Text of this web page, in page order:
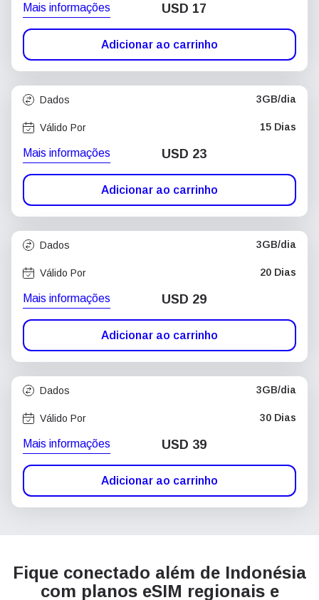
Mais informações USD 17
Adicionar ao carrinho
Dados 3GB/dia
Válido Por 15 Dias
Mais informações USD 23
Adicionar ao carrinho
Dados 3GB/dia
Válido Por 20 Dias
Mais informações USD 29
Adicionar ao carrinho
Dados 3GB/dia
Válido Por 30 Dias
Mais informações USD 39
Adicionar ao carrinho
Fique conectado além de Indonésia
com planos eSIM regionais e